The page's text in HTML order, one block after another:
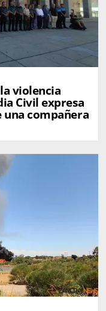
violencia
Civil expresa
una compañera